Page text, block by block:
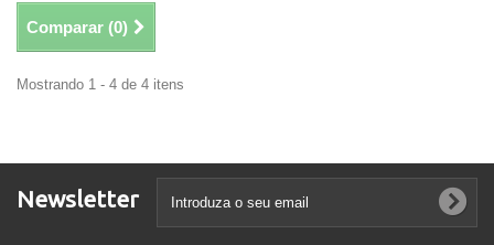
Comparar (0)
Mostrando 1 - 4 de 4 itens
Newsletter